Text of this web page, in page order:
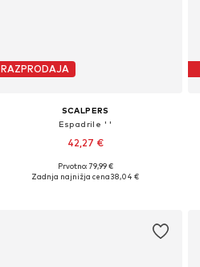
RAZPRODAJA
SCALPERS
Espadrile ' '
42,27 €
Na voljo v različnih velikostih
Prvotno: 79,99 €
Zadnja najnižja cena38,04 €